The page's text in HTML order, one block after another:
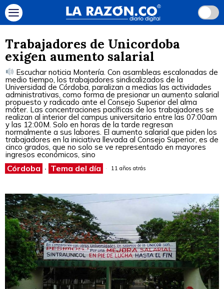
Trabajadores de Unicordoba
exigen aumento salarial
Escuchar noticia Montería. Con asambleas escalonadas de
medio tiempo, los trabajadores sindicalizados de la
Universidad de Córdoba, paralizan a medias las actividades
administrativas, como forma de presionar un aumento salarial
propuesto y radicado ante el Consejo Superior del alma
máter. Las concentraciones pacíficas de los trabajadores se
realizan al interior del campus universitario entre las 07:00am
y las 12:00M. Solo en horas de la tarde regresan
normalmente a sus labores. El aumento salarial que piden los
trabajadores en la iniciativa llevada al Consejo Superior, es de
cinco grados, que no solo se ve representado en mayores
ingresos económicos, sino
Córdoba · Tema del día 11 años atrás